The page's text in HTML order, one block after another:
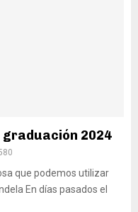
graduación 2024
que podemos utilizar
En días pasados el